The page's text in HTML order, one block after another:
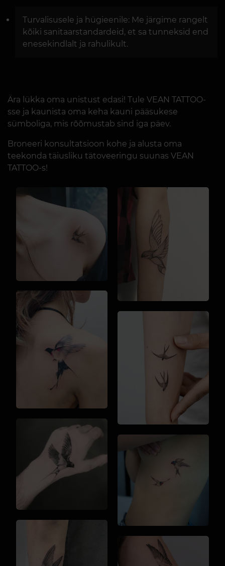
Turvalisusele ja hügieenile: Me järgime rangelt
kõiki sanitaarstandardeid, et sa tunneksid end
enesekindlalt ja rahulikult.
Ära lükka oma unistust edasi! Tule VEAN TATTOO-
sse ja kaunista oma keha kauni pääsukese
sümboliga, mis rõõmustab sind iga päev.
Broneeri konsultatsioon kohe ja alusta oma
teekonda täiusliku tätoveeringu suunas VEAN
TATTOO-s!